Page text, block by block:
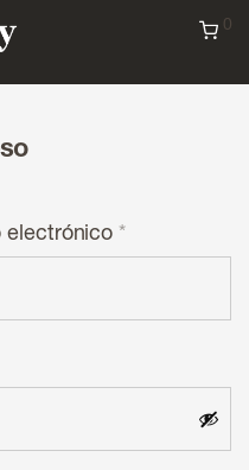
importe > 50,00€ 0
electrónico *Obligatorio